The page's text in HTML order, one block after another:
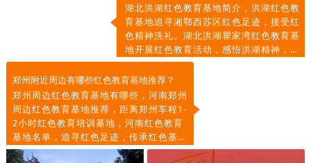
湖北洪湖红色教育基地简介，洪湖红色教
育基地追寻湘鄂西苏区红色足迹，接受红
色精神洗礼。湖北洪湖瞿家湾红色教育基
地开展红色教育活动，感悟洪湖精神，传
承红色基因，凝聚奋进力量。
郑州附近周边有哪些红色教育基地推荐？
郑州周边红色教育基地有哪些，河南郑州
周边红色教育基地推荐，距离郑州车程1-
2小时红色教育培训基地，河南红色教育
基地名单，追寻红色足迹，传承红色基
因，弘扬红色精神。